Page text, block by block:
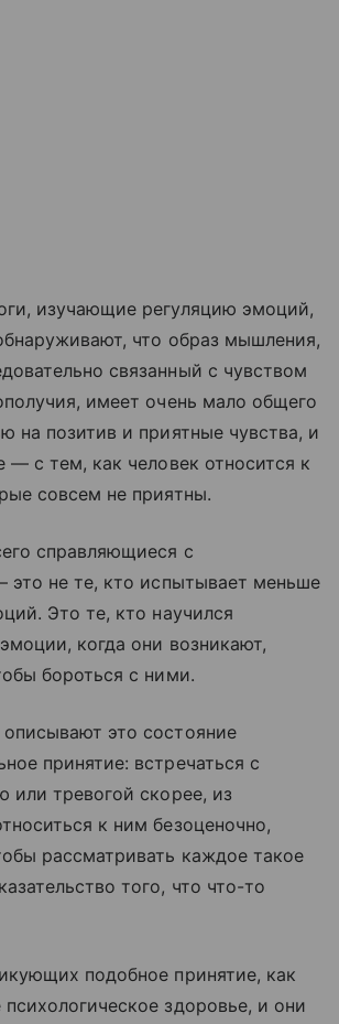
изучающие регуляцию эмоций,
что образ мышления,
связанный с чувством
имеет очень мало общего
на позитив и приятные чувства, и
— с тем, как человек относится к
совсем не приятны.
справляющиеся с
это не те, кто испытывает меньше
Это те, кто научился
когда они возникают,
бороться с ними.
это состояние
принятие: встречаться с
или тревогой скорее, из
к ним безоценочно,
рассматривать каждое такое
того, что что-то
подобное принятие, как
здоровье, и они